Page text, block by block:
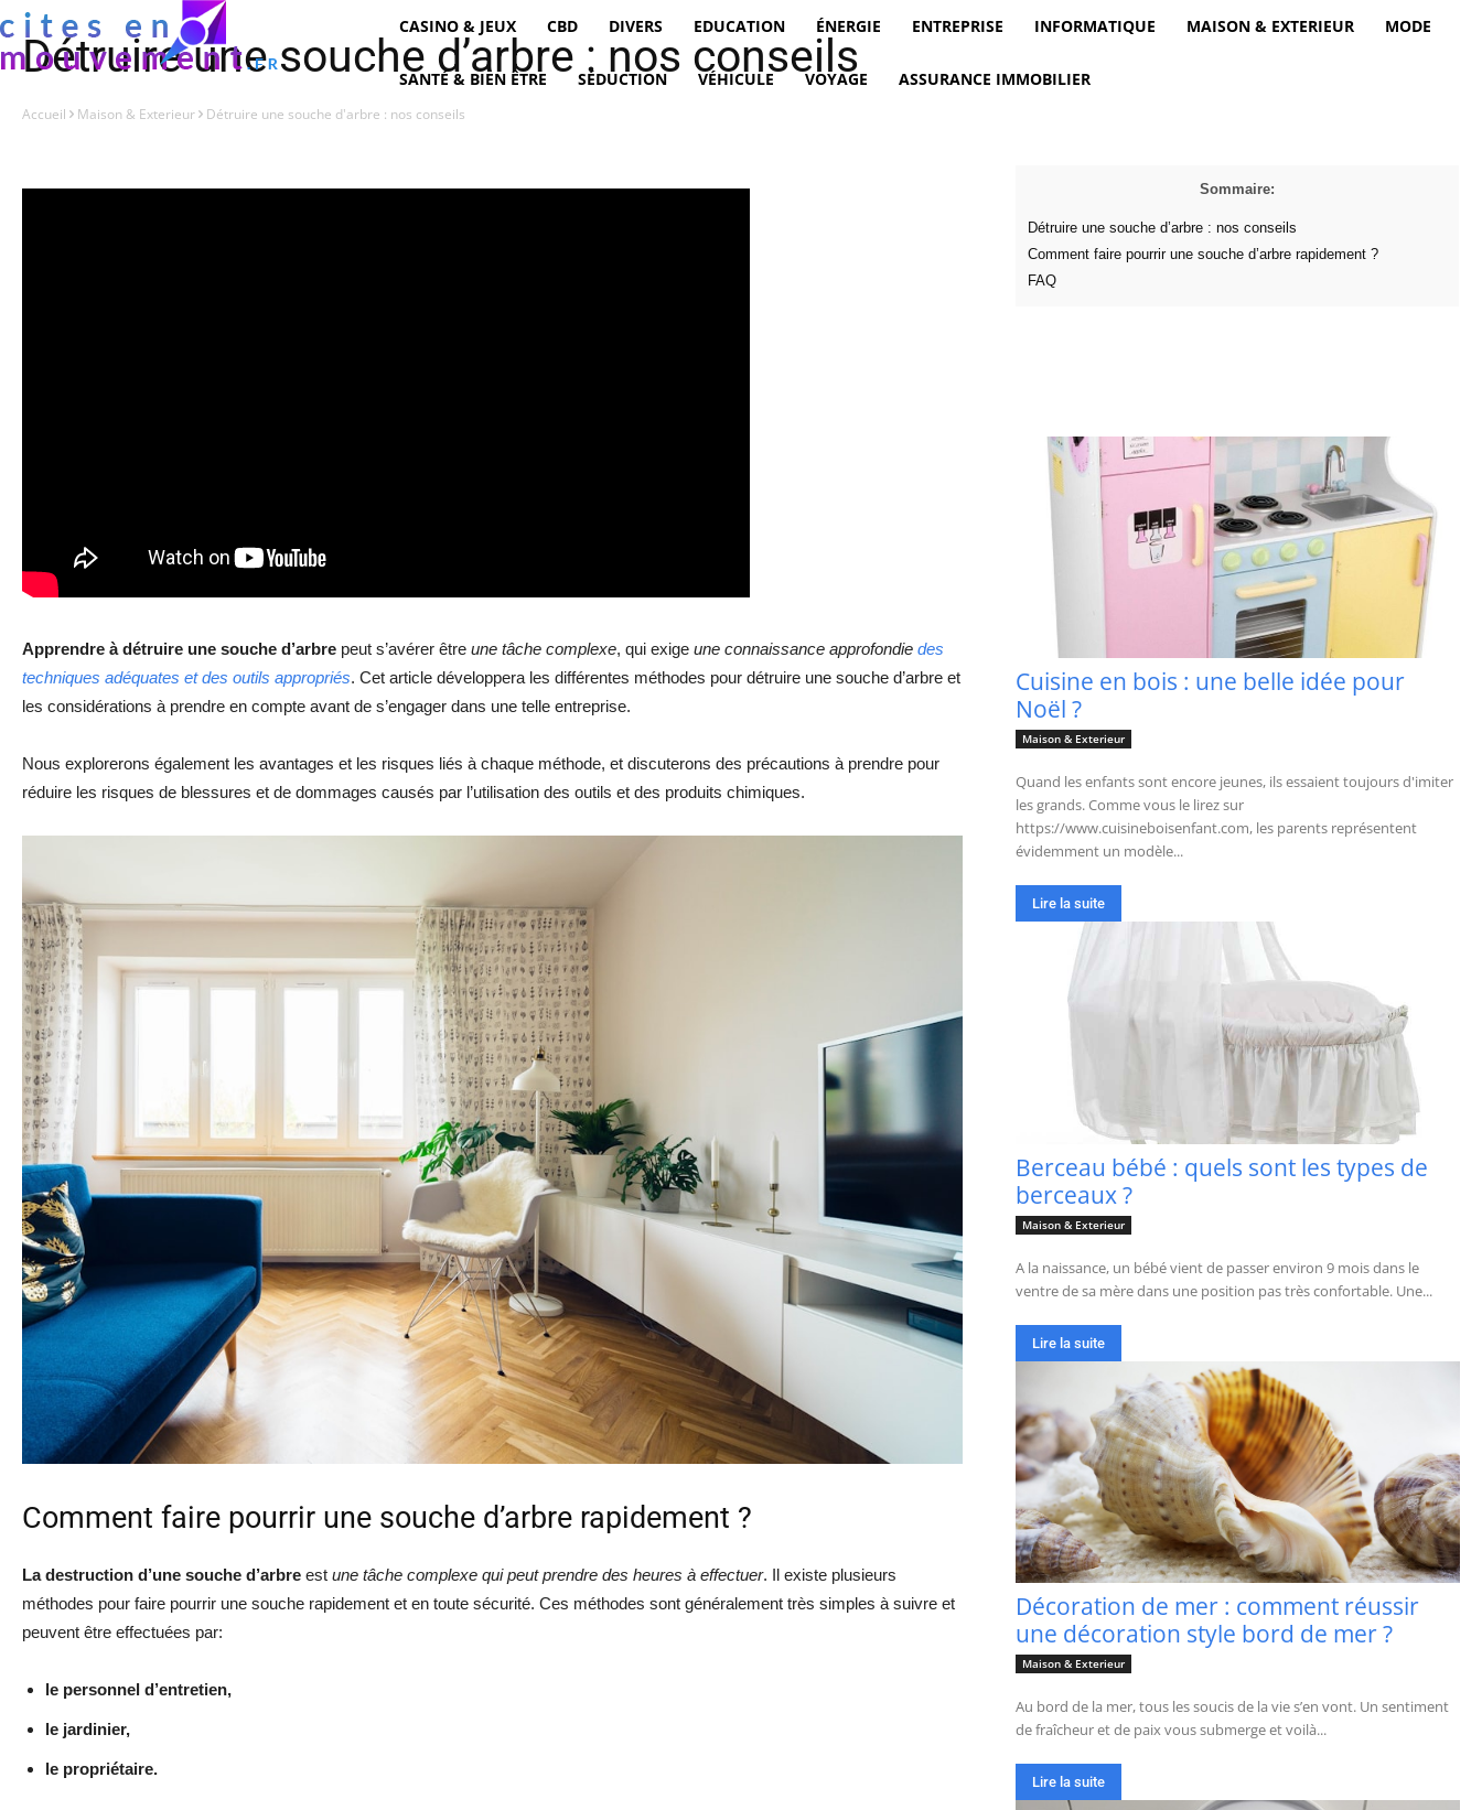
CASINO & JEUX CBD DIVERS EDUCATION ÉNERGIE ENTREPRISE INFORMATIQUE MAISON & EXTERIEUR MODE
SANTÉ & BIEN ÊTRE SÉDUCTION VÉHICULE VOYAGE ASSURANCE IMMOBILIER
Détruire une souche d’arbre : nos conseils
Accueil Maison & Exterieur Détruire une souche d'arbre : nos conseils
Apprendre à détruire une souche d’arbre peut s’avérer être une tâche complexe, qui exige une connaissance approfondie des
techniques adéquates et des outils appropriés. Cet article développera les différentes méthodes pour détruire une souche d’arbre et
les considérations à prendre en compte avant de s’engager dans une telle entreprise.
Nous explorerons également les avantages et les risques liés à chaque méthode, et discuterons des précautions à prendre pour
réduire les risques de blessures et de dommages causés par l’utilisation des outils et des produits chimiques.
Comment faire pourrir une souche d’arbre rapidement ?
La destruction d’une souche d’arbre est une tâche complexe qui peut prendre des heures à effectuer. Il existe plusieurs
méthodes pour faire pourrir une souche rapidement et en toute sécurité. Ces méthodes sont généralement très simples à suivre et
peuvent être effectuées par:
le personnel d’entretien,
le jardinier,
le propriétaire.
Sommaire:
Détruire une souche d’arbre : nos conseils
Comment faire pourrir une souche d’arbre rapidement ?
FAQ
Cuisine en bois : une belle idée pour
Noël ?
Maison & Exterieur
Quand les enfants sont encore jeunes, ils essaient toujours d'imiter
les grands. Comme vous le lirez sur
https://www.cuisineboisenfant.com, les parents représentent
évidemment un modèle...
Lire la suite
Berceau bébé : quels sont les types de
berceaux ?
Maison & Exterieur
A la naissance, un bébé vient de passer environ 9 mois dans le
ventre de sa mère dans une position pas très confortable. Une...
Lire la suite
Décoration de mer : comment réussir
une décoration style bord de mer ?
Maison & Exterieur
Au bord de la mer, tous les soucis de la vie s’en vont. Un sentiment
de fraîcheur et de paix vous submerge et voilà...
Lire la suite